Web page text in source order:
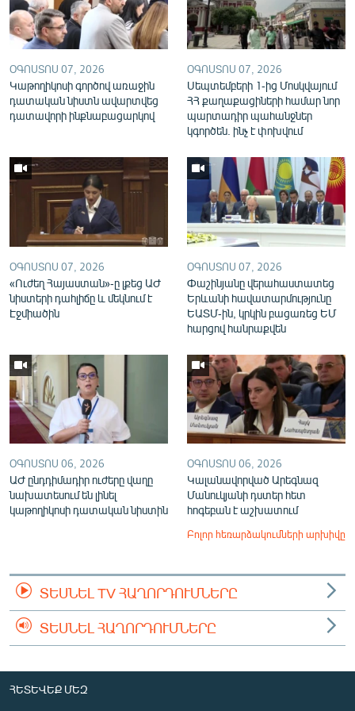
English
Русский
ՀԵՏԵՎԵՔ ՄԵԶ
«Ազատության» բոլոր կայքերը
ՕԳՈՍՏՈՍ 07, 2026
Կաթողիկոսի գործով առաջին
դատական նիստն ավարտվեց
դատավորի ինքնաբացարկով
ՕԳՈՍՏՈՍ 07, 2026
Սեպտեմբերի 1-ից Մոսկվայում
ՀՀ քաղաքացիների համար նոր
պարտադիր պահանջներ
կգործեն. ինչ է փոխվում
ՕԳՈՍՏՈՍ 07, 2026
«Ուժեղ Հայաստան»-ը լքեց ԱԺ
նիստերի դահլիճը և մեկնում է
Էջմիածին
ՕԳՈՍՏՈՍ 07, 2026
Փաշինյանը վերահաստատեց
Երևանի հավատարմությունը
ԵԱՏՄ-ին, կրկին բացառեց ԵՄ
հարցով հանրաքվեն
ՕԳՈՍՏՈՍ 06, 2026
ԱԺ ընդդիմադիր ուժերը վաղը
նախատեսում են լինել
կաթողիկոսի դատական նիստին
ՕԳՈՍՏՈՍ 06, 2026
Կալանավորված Արեգնազ
Մանուկյանի դստեր հետ
հոգեբան է աշխատում
Բոլոր հեռարձակումների արխիվը
ՏԵՍՆԵԼ TV ՀԱՂՈՐԴՈՒՄՆԵՐԸ
ՏԵՍՆԵԼ ՀԱՂՈՐԴՈՒՄՆԵՐԸ
ՀԵՏԵՎԵՔ ՄԵԶ